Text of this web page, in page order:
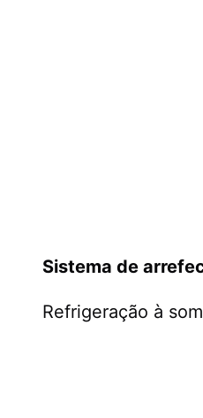
Sistema de
Refrigeração à